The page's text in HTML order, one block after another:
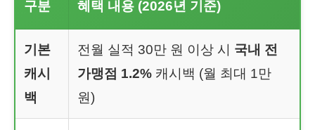
구분 혜택 내용 (2026년 기준)
기본
캐시
백
전월 실적 30만 원 이상 시 국내 전
가맹점 1.2% 캐시백 (월 최대 1만
원)